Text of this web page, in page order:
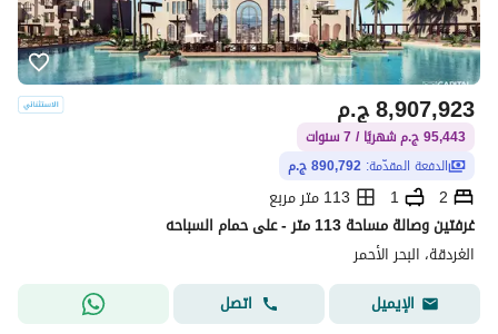
ج.م8,907,923
95,443 ج.م شهريًا / 7 سنوات
الدفعة المقدّمة: 890,792 ج.م
2
1
113 متر مربع
غرفتين وصالة مساحة 113 متر - على حمام السباحه
الغردقة، البحر الأحمر
الإيميل
اتصل